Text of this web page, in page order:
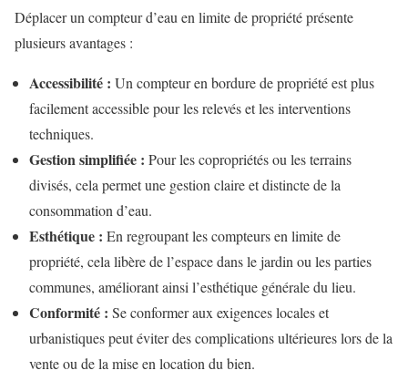
Déplacer un compteur d’eau en limite de propriété présente
plusieurs avantages :
Accessibilité : Un compteur en bordure de propriété est plus
facilement accessible pour les relevés et les interventions
techniques.
Gestion simplifiée : Pour les copropriétés ou les terrains
divisés, cela permet une gestion claire et distincte de la
consommation d’eau.
Esthétique : En regroupant les compteurs en limite de
propriété, cela libère de l’espace dans le jardin ou les parties
communes, améliorant ainsi l’esthétique générale du lieu.
Conformité : Se conformer aux exigences locales et
urbanistiques peut éviter des complications ultérieures lors de la
vente ou de la mise en location du bien.